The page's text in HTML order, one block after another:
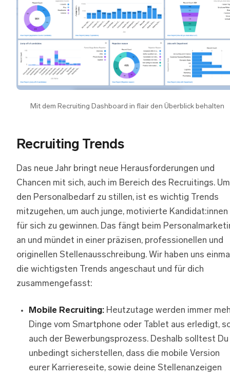
Mit dem Recruiting Dashboard in flair den Überblick behalten
Recruiting Trends
Das neue Jahr bringt neue Herausforderungen und
Chancen mit sich, auch im Bereich des Recruitings. Um
den Personalbedarf zu stillen, ist es wichtig Trends
mitzugehen, um auch junge, motivierte Kandidat:innen
für sich zu gewinnen. Das fängt beim
an und mündet in einer präzisen, professionellen und
originellen Stellenausschreibung. Wir haben uns
die wichtigsten Trends angeschaut und für dich
zusammengefasst:
Mobile Recruiting: Heutzutage werden immer
Dinge vom Smartphone oder Tablet aus erledigt,
auch der Bewerbungsprozess. Deshalb solltest Du
unbedingt sicherstellen, dass die mobile Version
eurer Karriereseite, sowie deine Stellenanzeigen